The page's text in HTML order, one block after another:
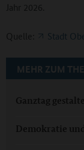
Jahr 2026.
Quelle: Stadt
MEHR ZUM
Ganztag
Demokratie